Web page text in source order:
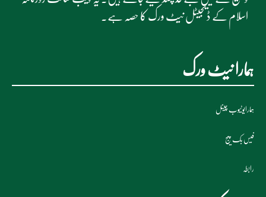
اسلام کے ڈیجیٹل نیٹ ورک کا حصہ ہے۔
ہمارا نیٹ ورک
ہمارایوٹیوب چینل
فیس بک پیج
رابطہ